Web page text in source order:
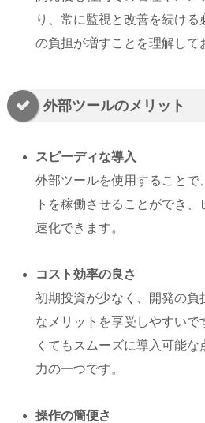
り、常に監視と改善を続ける
の負担が増すことを理解して
外部ツールのメリット
スピーディな導入
外部ツールを使用することで
トを稼働させることができ
速化できます。
コスト効率の良さ
初期投資が少なく、開発の負
なメリットを享受しやすいで
くてもスムーズに導入可能
力の一つです。
操作の簡便さ